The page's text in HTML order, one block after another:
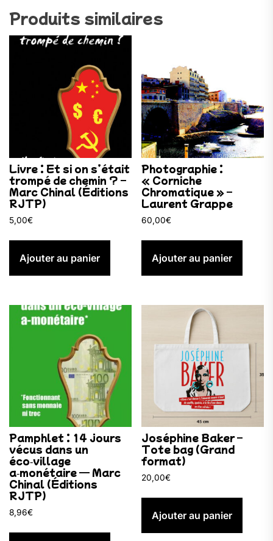
Produits similaires
Livre : Et si on s’était
trompé de chemin ? –
Marc Chinal (Éditions
RJTP)
5,00€
Ajouter au panier
Photographie :
« Corniche
Chromatique » –
Laurent Grappe
60,00€
Ajouter au panier
Pamphlet : 14 jours
vécus dans un
éco‑village
a‑monétaire — Marc
Chinal (Éditions
RJTP)
8,96€
Joséphine Baker –
Tote bag (Grand
format)
20,00€
Ajouter au panier